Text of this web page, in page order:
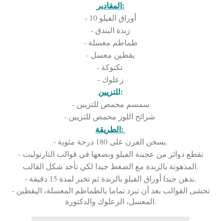
المقادير:
- 10 أوراق الفيلو
- زبدة البندق
- طماطم معسلة
- يقطين معسل
- تكتوكة
- زعلوك
للتزيين:
- سمسم محمص للتزيين
الطريقة:
- يسخن الفرن على 180 درجة مئوية.
- تقطع دوائر من عجينة الفيلو ونضعها في قوالب التارتوليت
المذهونة بالزبدة مع الضغط جيدا لكي تأخد شكل القالب.
- ندهن جيدا أوراق الفيلو بالزبدة ثم تخبز لمدة 15 دقيقة.
- تحشى القوالب بعد أن تبرد تماما بالطماطم المعسلة، اليقطين
المعسل، الزعلوك والدكتورة.